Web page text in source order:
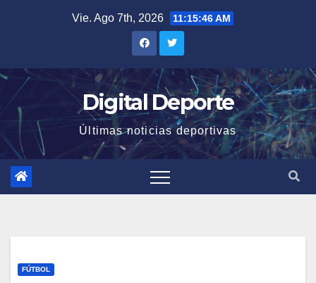
Vie. Ago 7th, 2026 11:15:47 AM
Digital Deporte
Últimas noticias deportivas
FÚTBOL